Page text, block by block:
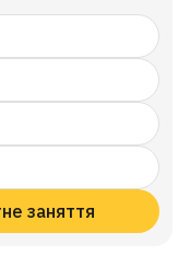
заняття